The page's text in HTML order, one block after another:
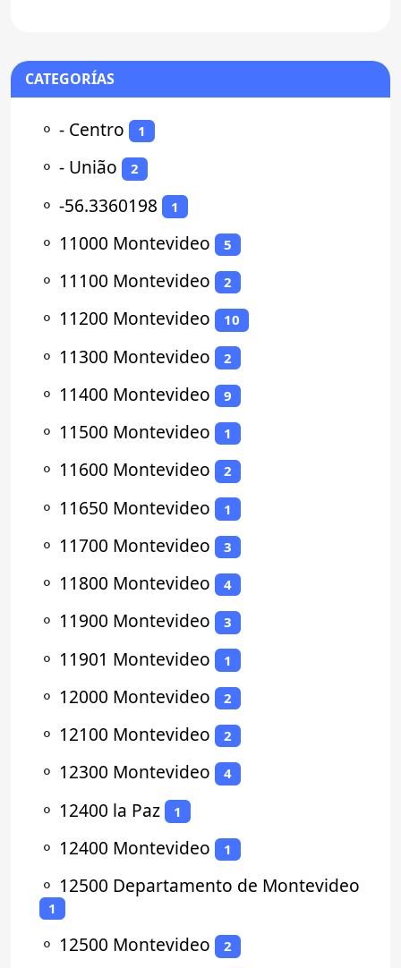
CATEGORÍAS
⚬ - Centro 1
⚬ - União 2
⚬ -56.3360198 1
⚬ 11000 Montevideo 5
⚬ 11100 Montevideo 2
⚬ 11200 Montevideo 10
⚬ 11300 Montevideo 2
⚬ 11400 Montevideo 9
⚬ 11500 Montevideo 1
⚬ 11600 Montevideo 2
⚬ 11650 Montevideo 1
⚬ 11700 Montevideo 3
⚬ 11800 Montevideo 4
⚬ 11900 Montevideo 3
⚬ 11901 Montevideo 1
⚬ 12000 Montevideo 2
⚬ 12100 Montevideo 2
⚬ 12300 Montevideo 4
⚬ 12400 la Paz 1
⚬ 12400 Montevideo 1
⚬ 12500 Departamento de Montevideo
1
⚬ 12500 Montevideo 2